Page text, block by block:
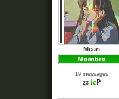
Meari
19 messages
23